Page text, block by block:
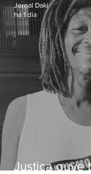
Justiça ouve
Jornal Daki
há 1 dia